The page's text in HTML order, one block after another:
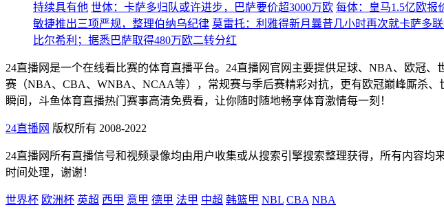
持续具有他 世体：卡萨多归队或许进步，巴萨要价超3000万欧 每体：皇马1.5亿欧报
敏捷推出三项严规，整理伯纳乌纪律 莫雷托：利雅得新月曩昔几小时再次就卡萨多
比尔希利；据悉巴萨取得480万欧二转分红
24直播网是一个在线看比赛的体育直播平台。24直播网官网主要提供足球、NBA、欧冠
赛（NBA、CBA、WNBA、NCAA等），常规赛与季后赛精彩对抗，更有欧冠巅峰厮杀
瞬间，斗鱼体育直播热门赛事高清免费看，让你随时随地畅享体育激情每一刻！
24直播网 版权所有 2008-2022
24直播网所有直播信号和视频录像均由用户收集或从搜索引擎搜索整理获得，所有内容
时间处理，谢谢！
世界杯 欧洲杯 英超 西甲 意甲 德甲 法甲 中超 韩篮甲 NBL CBA NBA